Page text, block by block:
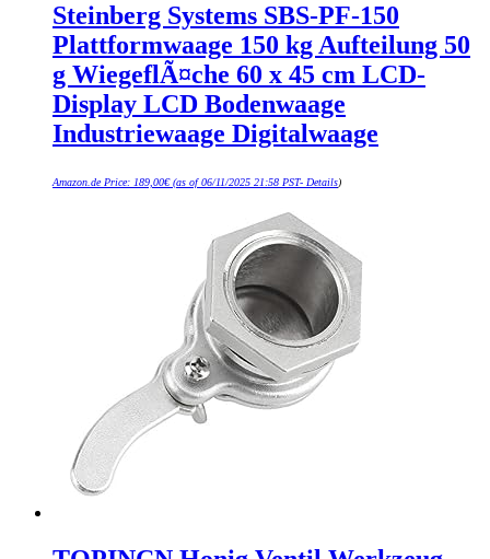
Steinberg Systems SBS-PF-150
Plattformwaage 150 kg Aufteilung 50
g WiegeflÃ¤che 60 x 45 cm LCD-
Display LCD Bodenwaage
Industriewaage Digitalwaage
Amazon.de Price: 189,00€(as of 06/11/2025 21:58 PST- Details)